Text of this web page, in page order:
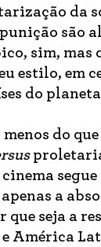
da
são
sim, mas
estilo, em
do
do
a
seja a
América